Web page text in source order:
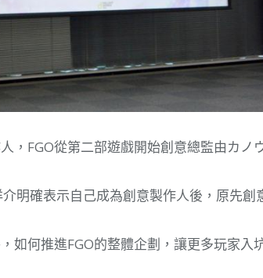
，FGO從第二部遊戲開始創意總監由カノ
明確表示自己成為創意製作人後，原先創
如何推進FGO的整體企劃，讓更多玩家入